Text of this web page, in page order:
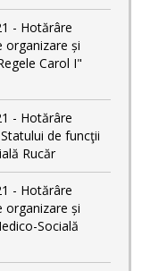
- Hotărâre
organizare și
Carol I"
- Hotărâre
de funcţii
Rucăr
- Hotărâre
organizare și
Socială